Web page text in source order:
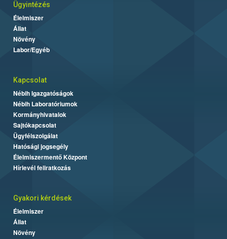
Ügyintézés
Élelmiszer
Állat
Növény
Labor/Egyéb
Kapcsolat
Nébih Igazgatóságok
Nébih Laboratóriumok
Kormányhivatalok
Sajtókapcsolat
Ügyfélszolgálat
Hatósági jogsegély
Élelmiszermentő Központ
Hírlevél feliratkozás
Gyakori kérdések
Élelmiszer
Állat
Növény